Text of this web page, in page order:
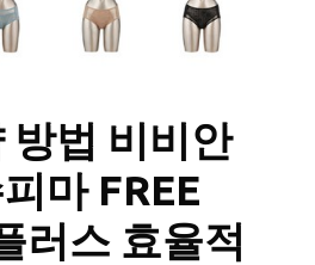
방법 비비안
마 FREE
러스 효율적